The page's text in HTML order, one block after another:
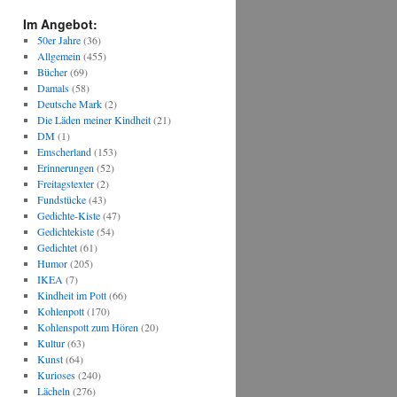
Im Angebot:
50er Jahre(36)
Allgemein(455)
Bücher(69)
Damals(58)
Deutsche Mark(2)
Die Läden meiner Kindheit(21)
DM(1)
Emscherland(153)
Erinnerungen(52)
Freitagstexter(2)
Fundstücke(43)
Gedichte-Kiste(47)
Gedichtekiste(54)
Gedichtet(61)
Humor(205)
IKEA(7)
Kindheit im Pott(66)
Kohlenpott(170)
Kohlenspott zum Hören(20)
Kultur(63)
Kunst(64)
Kurioses(240)
Lächeln(276)